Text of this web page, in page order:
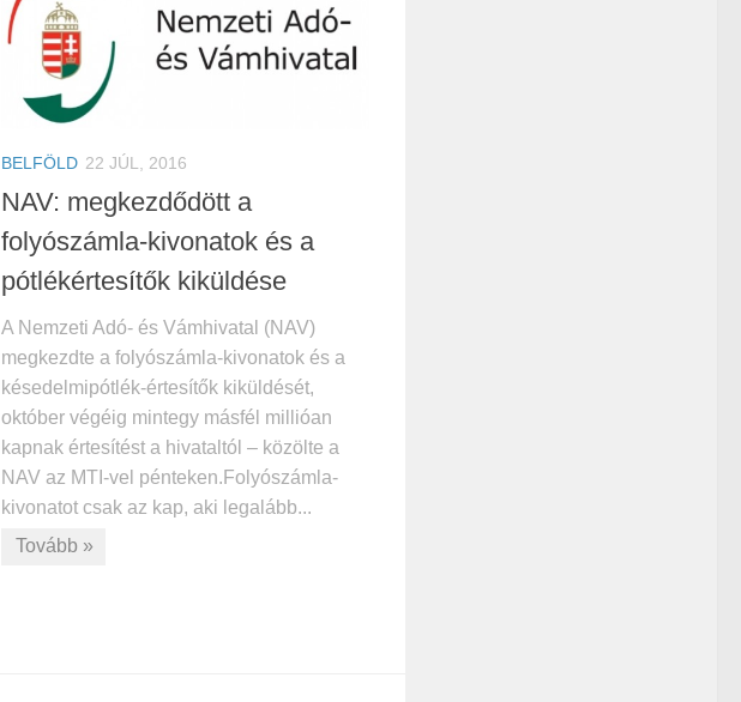
BELFÖLD 22 JÚL, 2016
NAV: megkezdődött a
folyószámla-kivonatok és a
pótlékértesítők kiküldése
A Nemzeti Adó- és Vámhivatal (NAV)
megkezdte a folyószámla-kivonatok és a
késedelmipótlék-értesítők kiküldését,
október végéig mintegy másfél millióan
kapnak értesítést a hivataltól – közölte a
NAV az MTI-vel pénteken.Folyószámla-
kivonatot csak az kap, aki legalább...
Tovább »